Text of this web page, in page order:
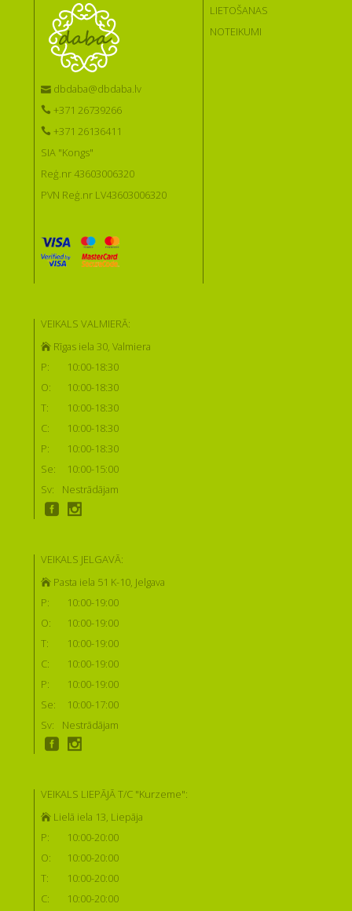
dbdaba@dbdaba.lv
+371 26739266
+371 26136411
SIA "Kongs"
Reģ.nr 43603006320
PVN Reģ.nr LV43603006320
LIETOŠANAS
NOTEIKUMI
VEIKALS VALMIERĀ:
Rīgas iela 30, Valmiera
P:
10:00-18:30
O:
10:00-18:30
T:
10:00-18:30
C:
10:00-18:30
P:
10:00-18:30
Se:
10:00-15:00
Sv:
Nestrādājam
VEIKALS JELGAVĀ:
Pasta iela 51 K-10, Jelgava
P:
10:00-19:00
O:
10:00-19:00
T:
10:00-19:00
C:
10:00-19:00
P:
10:00-19:00
Se:
10:00-17:00
Sv:
Nestrādājam
VEIKALS LIEPĀJĀ T/C "Kurzeme":
Lielā iela 13, Liepāja
P:
10:00-20:00
O:
10:00-20:00
T:
10:00-20:00
C:
10:00-20:00